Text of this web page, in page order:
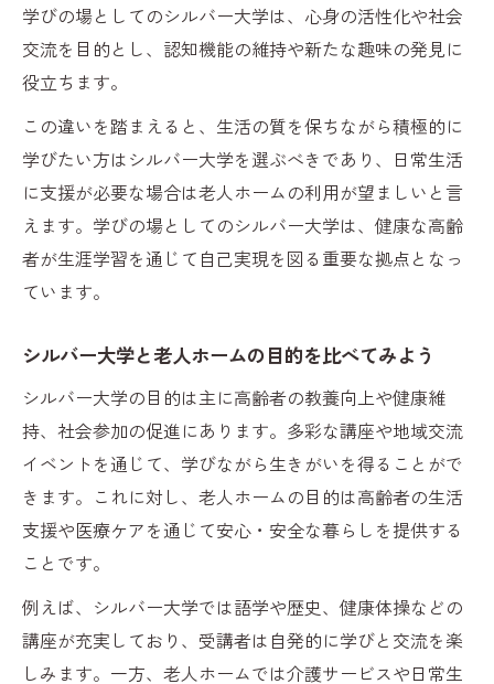
老人ホームを活用しない学びのメリット
シルバー大学が提供する生涯学習の魅力
老人ホーム以外で学ぶための情報収集法
自分に最適な学び場を見つけるコツ
老人ホームとシルバー大学の選び方ガイド
自分に合う老人ホームや学び場の見極め方
シルバー大学と老人ホームの申込方法の違
ト
シルバー大学の選択で重視すべき条件とは
学びの場としてのシルバー大学は、心身の活性化や社会
交流を目的とし、認知機能の維持や新たな趣味の発見に
役立ちます。
この違いを踏まえると、生活の質を保ちながら積極的に
学びたい方はシルバー大学を選ぶべきであり、日常生活
に支援が必要な場合は老人ホームの利用が望ましいと言
えます。学びの場としてのシルバー大学は、健康な高齢
者が生涯学習を通じて自己実現を図る重要な拠点となっ
ています。
シルバー大学と老人ホームの目的を比べてみよう
シルバー大学の目的は主に高齢者の教養向上や健康維
持、社会参加の促進にあります。多彩な講座や地域交流
イベントを通じて、学びながら生きがいを得ることがで
きます。これに対し、老人ホームの目的は高齢者の生活
支援や医療ケアを通じて安心・安全な暮らしを提供する
ことです。
例えば、シルバー大学では語学や歴史、健康体操などの
講座が充実しており、受講者は自発的に学びと交流を楽
しみます。一方、老人ホームでは介護サービスや日常生